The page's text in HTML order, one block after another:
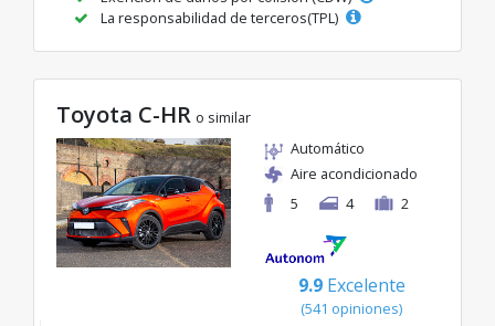
La responsabilidad de terceros(TPL)
Toyota C-HR o similar
Automático
Aire acondicionado
5
4 2
9.9 Excelente
(541 opiniones)